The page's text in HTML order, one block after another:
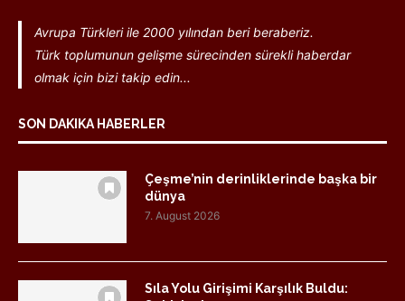
Avrupa Türkleri ile 2000 yılından beri beraberiz.
Türk toplumunun gelişme sürecinden sürekli haberdar
olmak için bizi takip edin...
SON DAKIKA HABERLER
Çeşme’nin derinliklerinde başka bir
dünya
7. August 2026
Sıla Yolu Girişimi Karşılık Buldu: